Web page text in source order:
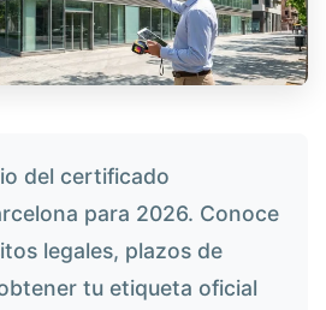
del certificado
para 2026. Conoce
legales, plazos de
tu etiqueta oficial